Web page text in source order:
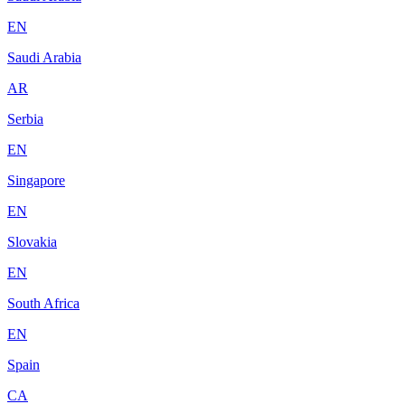
EN
Saudi Arabia
AR
Serbia
EN
Singapore
EN
Slovakia
EN
South Africa
EN
Spain
CA